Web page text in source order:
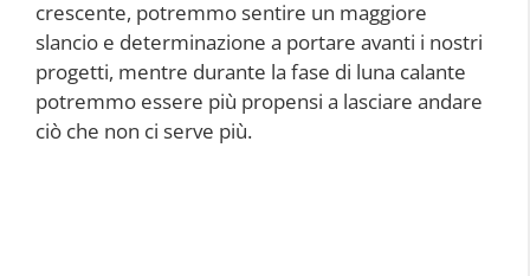
crescente, potremmo sentire un maggiore
slancio e determinazione a portare avanti i nostri
progetti, mentre durante la fase di luna calante
potremmo essere più propensi a lasciare andare
ciò che non ci serve più.